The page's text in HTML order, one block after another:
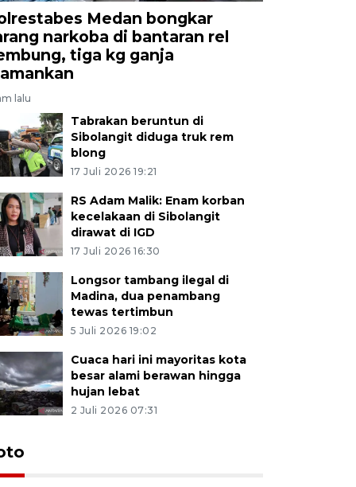
Medan bongkar
narkoba di bantaran rel
tiga kg ganja
lalu
Tabrakan beruntun di
Sibolangit diduga truk rem
blong
17 Juli 2026 19:21
RS Adam Malik: Enam korban
kecelakaan di Sibolangit
dirawat di IGD
17 Juli 2026 16:30
Longsor tambang ilegal di
Madina, dua penambang
tewas tertimbun
5 Juli 2026 19:02
Cuaca hari ini mayoritas kota
besar alami berawan hingga
hujan lebat
2 Juli 2026 07:31